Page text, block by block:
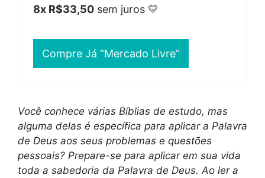
8x R$33,50 sem juros 💛
Compre Já “Mercado Livre”
Você conhece várias Bíblias de estudo, mas
alguma delas é específica para aplicar a Palavra
de Deus aos seus problemas e questões
pessoais? Prepare-se para aplicar em sua vida
toda a sabedoria da Palavra de Deus. Ao ler a